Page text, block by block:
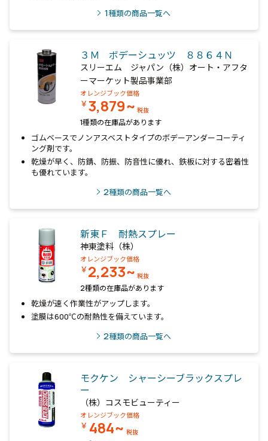
1種類の商品一覧へ
３Ｍ ボデーシュッツ ８８６４Ｎ
スリーエム ジャパン（株）オート・アフタ
ーマーケット製品事業部
オレンジブック価格
￥3,879~ 税抜
1種類の在庫品があります
ゴムベースでノンアスベストタイプのボデーアンダーコーティ
ング剤です。
乾燥が早く、防錆、防振、防音性に優れ、鉄板に対する密着性
も優れています。
2種類の商品一覧へ
新東Ｆ 耐熱スプレー
神東塗料（株）
オレンジブック価格
￥2,233~ 税抜
2種類の在庫品があります
乾燥が速く作業性がアップします。
塗膜は600℃の耐熱性を備えています。
2種類の商品一覧へ
モクケン シャーシーブラックスプレ
ー
（株）コスモビューティー
オレンジブック価格
￥ 484~ 税抜